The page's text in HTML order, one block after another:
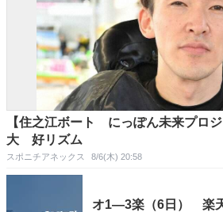
【住之江ボート にっぽん未来プロ
大 好リズム
スポニチアネックス 8/6(木) 20:58
オ1―3楽（6日） 楽